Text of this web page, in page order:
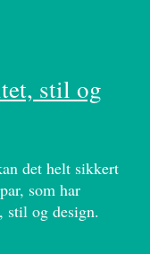
stil og
det helt sikkert
som har
stil og design.